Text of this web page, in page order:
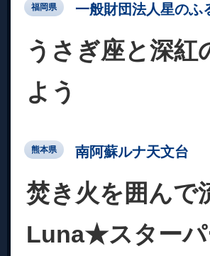
福岡県 一般財団法人星のふ
うさぎ座と深紅
よう
熊本県 南阿蘇ルナ天文台
焚き火を囲んで
Luna★スターパ